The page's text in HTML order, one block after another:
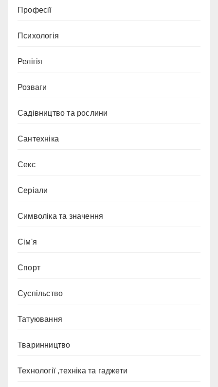
Професії
Психологія
Релігія
Розваги
Садівництво та рослини
Сантехніка
Секс
Серіали
Символіка та значення
Сім'я
Спорт
Суспільство
Татуювання
Тваринництво
Технології ,техніка та гаджети